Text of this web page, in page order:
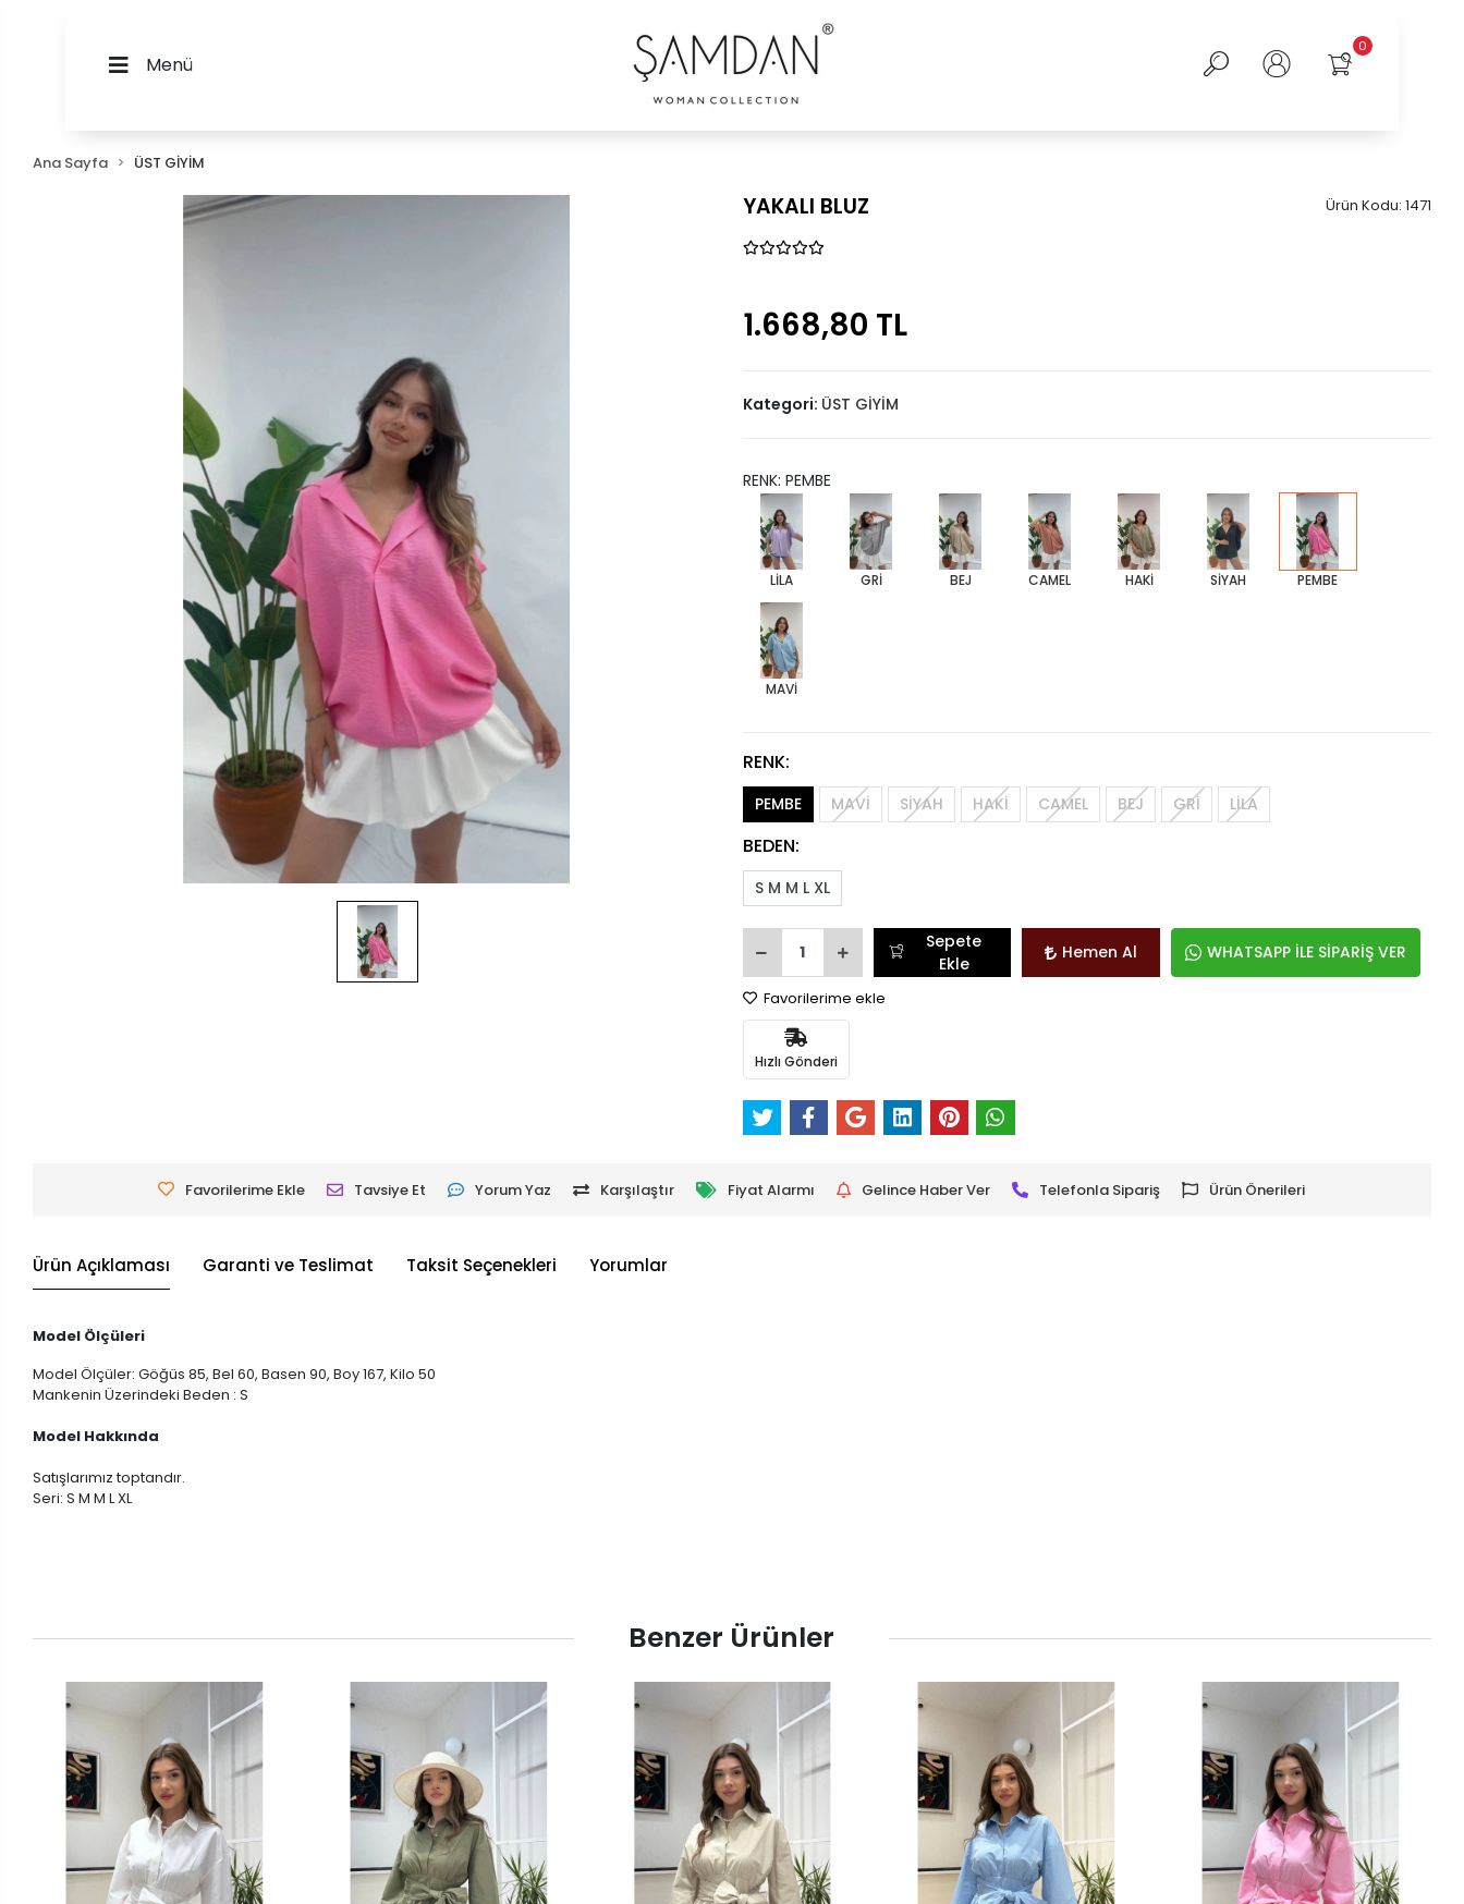
Menü
0
Ana Sayfa ÜST GİYİM
YAKALI BLUZ Ürün Kodu: 1471
1.668,80 TL
Kategori: ÜST GİYİM
RENK: PEMBE
LİLA GRİ BEJ CAMEL HAKİ SİYAH PEMBE
MAVİ
RENK:
PEMBE MAVİ SİYAH HAKİ CAMEL BEJ GRİ LİLA
BEDEN:
S M M L XL
Sepete
Ekle
Hemen Al WHATSAPP İLE SİPARİŞ VER
Favorilerime ekle
Hızlı Gönderi
Favorilerime Ekle Tavsiye Et Yorum Yaz Karşılaştır Fiyat Alarmı Gelince Haber Ver Telefonla Sipariş Ürün Önerileri
Ürün Açıklaması Garanti ve Teslimat Taksit Seçenekleri Yorumlar
Model Ölçüleri
Model Ölçüler: Göğüs 85, Bel 60, Basen 90, Boy 167, Kilo 50
Mankenin Üzerindeki Beden : S
Model Hakkında
Satışlarımız toptandır.
Seri: S M M L XL
Benzer Ürünler